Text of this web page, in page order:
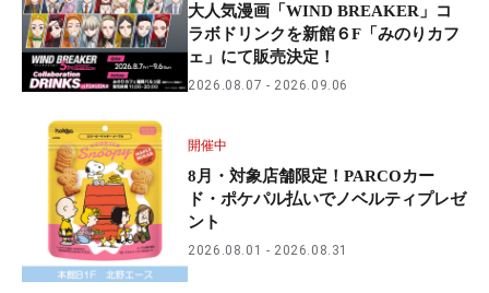
大人気漫画「WIND BREAKER」コ
ラボドリンクを新館６F「みのりカフ
ェ」にて販売決定！
2026.08.07 2026.09.06
開催中
8月・対象店舗限定！PARCOカー
ド・ポケパル払いでノベルティプレゼ
ント
2026.08.01 2026.08.31